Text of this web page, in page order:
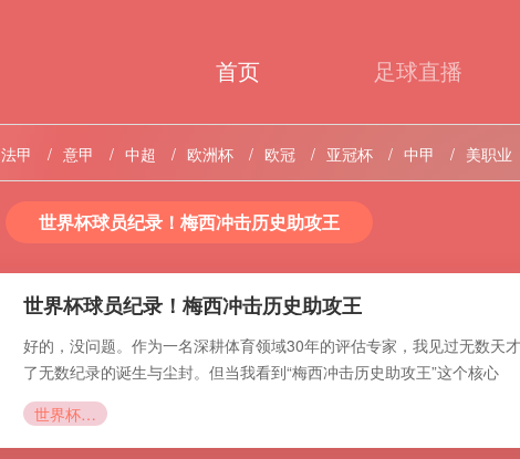
首页 足球直播
法甲 意甲 中超 欧洲杯 欧冠 亚冠杯 中甲 美职业
世界杯球员纪录！梅西冲击历史助攻王
世界杯球员纪录！梅西冲击历史助攻王
好的，没问题。作为一名深耕体育领域30年的评估专家，我见过无数天
了无数纪录的诞生与尘封。但当我看到“梅西冲击历史助攻王”这个核心
世界杯球员纪录！梅西冲击历史助攻王